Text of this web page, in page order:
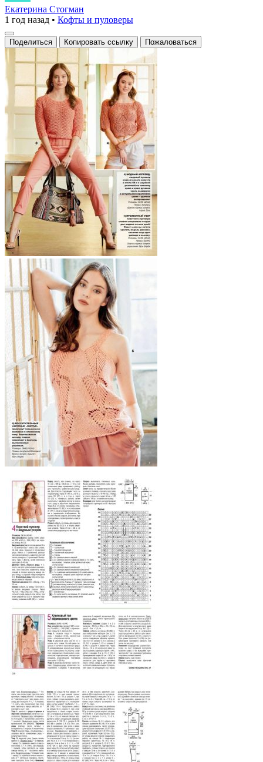
с
ажурным
узором
и
резинкой
Екатерина Стогман
1 год назад • Кофты и пуловеры
Поделиться Копировать ссылку Пожаловаться